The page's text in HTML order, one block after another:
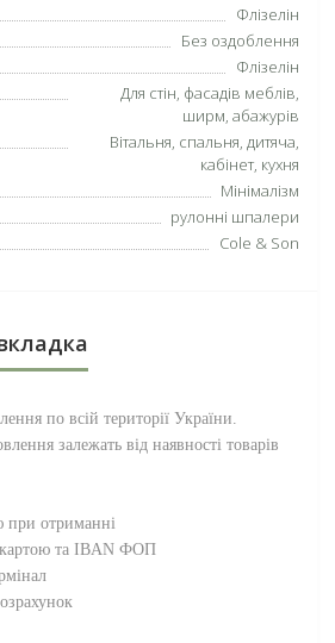
Флізелін
Без оздоблення
Флізелін
Для стін, фасадів меблів,
ширм, абажурів
Вітальня, спальня, дитяча,
кабінет, кухня
Мінімалізм
рулонні шпалери
Cole & Son
по всій території України.
залежать від наявності товарів
при отриманні
та IBAN ФОП